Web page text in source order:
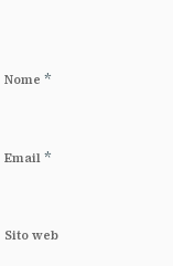
Nome *
Email *
Sito web